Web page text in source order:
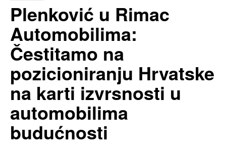
Plenković u Rimac
Automobilima:
Čestitamo na
pozicioniranju Hrvatske
na karti izvrsnosti u
automobilima
budućnosti